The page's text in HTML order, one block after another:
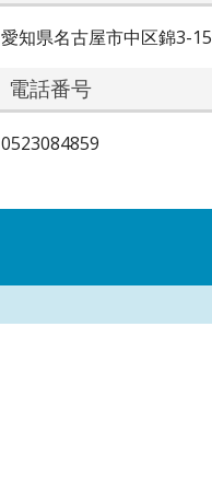
愛知県名古屋市中区錦3-
電話番号
0523084859